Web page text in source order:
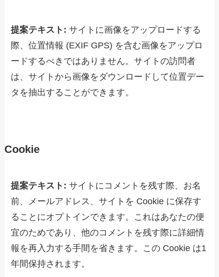
提案テキスト:サイトに画像をアップロードする
際、位置情報 (EXIF GPS) を含む画像をアップロ
ードするべきではありません。サイトの訪問者
は、サイトから画像をダウンロードして位置デー
タを抽出することができます。
Cookie
提案テキスト:サイトにコメントを残す際、お名
前、メールアドレス、サイトを Cookie に保存す
ることにオプトインできます。これはあなたの便
宜のためであり、他のコメントを残す際に詳細情
報を再入力する手間を省きます。この Cookie は1
年間保持されます。